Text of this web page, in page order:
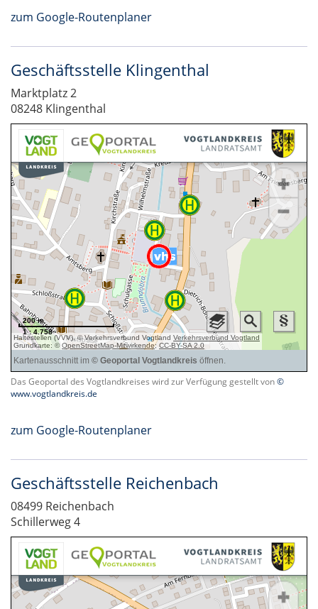
zum Google-Routenplaner
Geschäftsstelle Klingenthal
Marktplatz 2
08248 Klingenthal
Das Geoportal des Vogtlandkreises wird zur Verfügung gestellt von©
www.vogtlandkreis.de
zum Google-Routenplaner
Geschäftsstelle Reichenbach
08499 Reichenbach
Schillerweg 4